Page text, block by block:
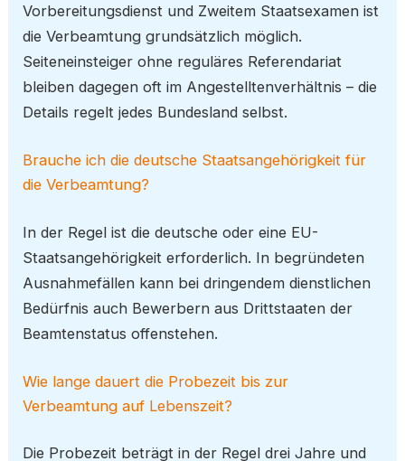
Vorbereitungsdienst und Zweitem Staatsexamen ist
die Verbeamtung grundsätzlich möglich.
Seiteneinsteiger ohne reguläres Referendariat
bleiben dagegen oft im Angestelltenverhältnis – die
Details regelt jedes Bundesland selbst.
Brauche ich die deutsche Staatsangehörigkeit für
die Verbeamtung?
In der Regel ist die deutsche oder eine EU-
Staatsangehörigkeit erforderlich. In begründeten
Ausnahmefällen kann bei dringendem dienstlichen
Bedürfnis auch Bewerbern aus Drittstaaten der
Beamtenstatus offenstehen.
Wie lange dauert die Probezeit bis zur
Verbeamtung auf Lebenszeit?
Die Probezeit beträgt in der Regel drei Jahre und